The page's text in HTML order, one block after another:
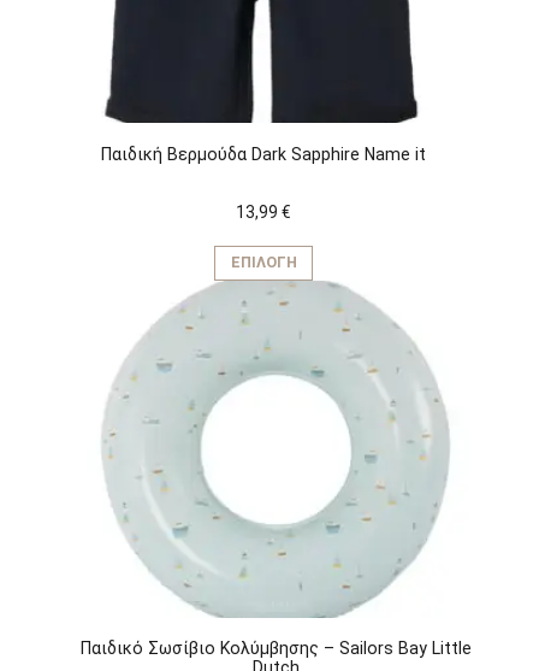
Παιδική Βερμούδα Dark Sapphire Name it
13,99 €
ΕΠΙΛΟΓΉ
Αυτό
προϊόν
έχει
πολλαπλές
παραλλαγές.
Οι
επιλογές
μπορούν
επιλεγούν
στη
σελίδα
του
προϊόντος
Παιδικό Σωσίβιο Κολύμβησης – Sailors Bay Little